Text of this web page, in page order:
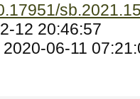
12 20:46:57
2020-06-11